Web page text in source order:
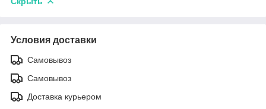
Условия доставки
Самовывоз
Самовывоз
Доставка курьером